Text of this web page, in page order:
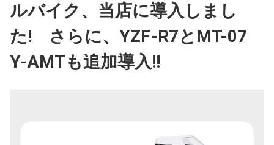
ルバイク、当店に導入しまし
た! さらに、YZF-R7とMT-07
Y-AMTも追加導入!!